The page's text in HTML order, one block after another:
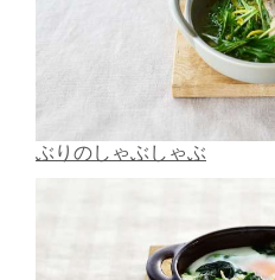
ぶりのしゃぶしゃぶ